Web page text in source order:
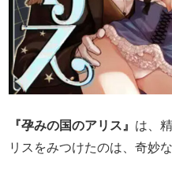
『孕みの国のアリス』 は、
リスをみつけたのは、奇妙